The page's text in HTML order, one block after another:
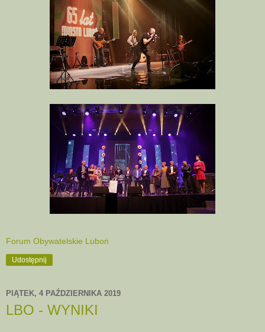
Forum Obywatelskie Luboń
Udostępnij
PIĄTEK, 4 PAŹDZIERNIKA 2019
LBO - WYNIKI